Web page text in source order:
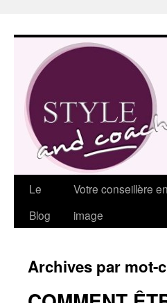
Le
Blog
Votre conseillère en
image
Archives par mot-